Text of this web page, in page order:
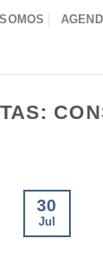
30
Jul